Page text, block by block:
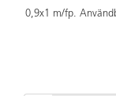
0,9x1 m/fp.